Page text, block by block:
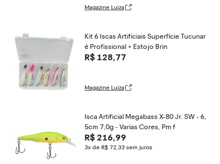
Magazine Luiza
Kit 6 Iscas Artificiais Superfície Tucunar
é Profissional + Estojo Brin
R$ 128,77
Magazine Luiza
Isca Artificial Megabass X-80 Jr. SW - 6,
5cm 7,0g - Varias Cores, Pm f
R$ 216,99
3x de R$ 72,33 sem juros